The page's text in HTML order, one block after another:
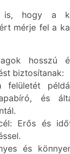
is, hogy a
mérje fel a
hosszú
biztosítanak:
felületét
és
Erős és
és